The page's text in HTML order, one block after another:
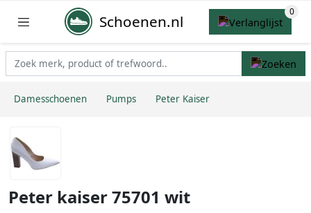
Schoenen.nl
Damesschoenen Pumps Peter Kaiser
Peter kaiser 75701 wit